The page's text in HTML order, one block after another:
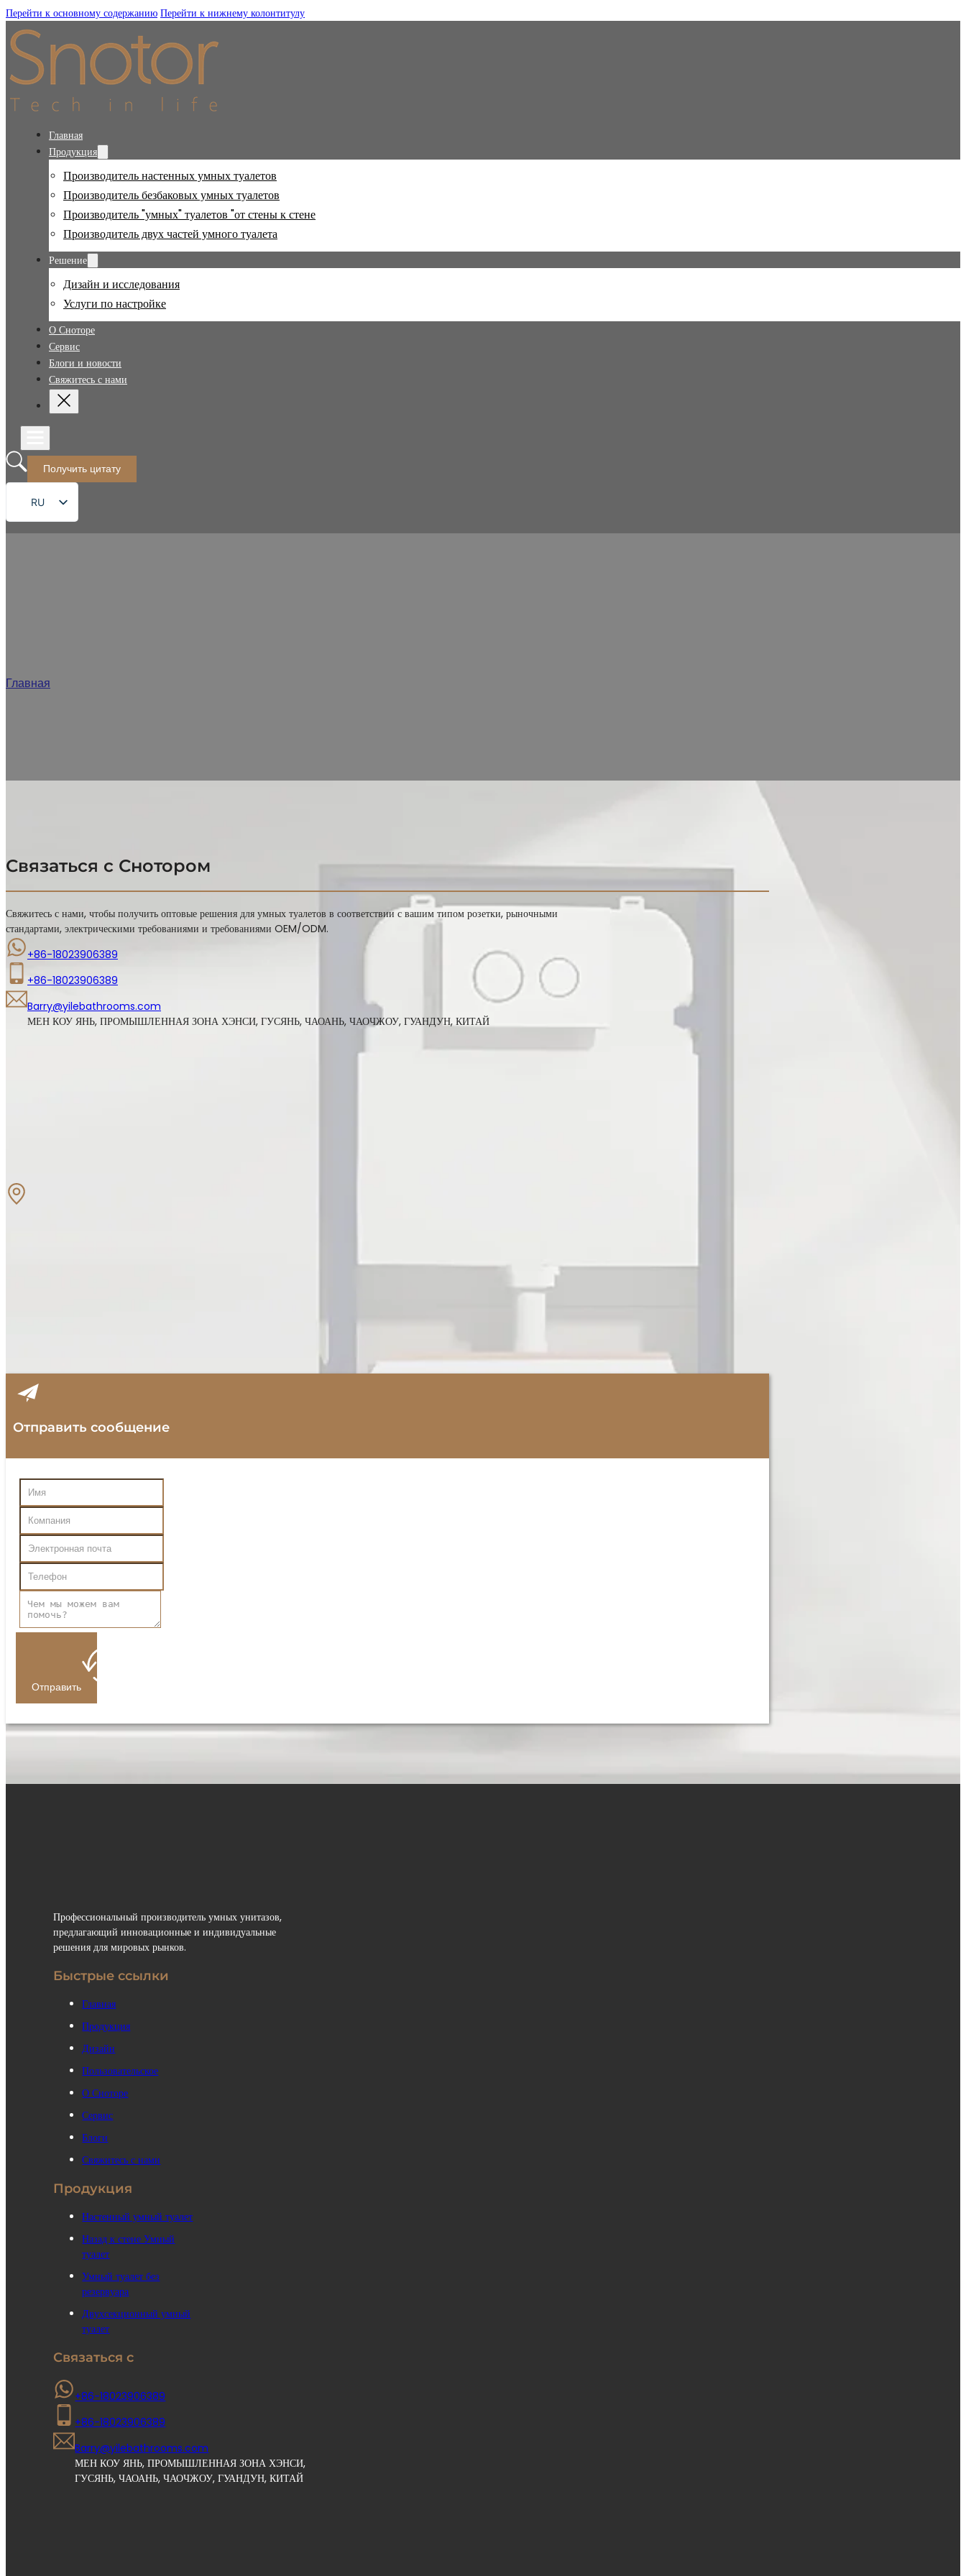
Перейти к основному содержанию Перейти к нижнему колонтитулу
Главная
Продукция
Производитель настенных умных туалетов
Производитель безбаковых умных туалетов
Производитель "умных" туалетов "от стены к стене
Производитель двух частей умного туалета
Решение
Дизайн и исследования
Услуги по настройке
О Сноторе
Сервис
Блоги и новости
Свяжитесь с нами
Получить цитату
RU
EN
Главная
Связаться с Снотором
Свяжитесь с нами, чтобы получить оптовые решения для умных туалетов в соответствии с вашим типом розетки, рыночными
стандартами, электрическими требованиями и требованиями OEM/ODM.
+86-18023906389
+86-18023906389
Barry@yilebathrooms.com
МЕН КОУ ЯНЬ, ПРОМЫШЛЕННАЯ ЗОНА ХЭНСИ, ГУСЯНЬ, ЧАОАНЬ, ЧАОЧЖОУ, ГУАНДУН, КИТАЙ
Отправить сообщение
Отправить
Профессиональный производитель умных унитазов,
предлагающий инновационные и индивидуальные
решения для мировых рынков.
Быстрые ссылки
Главная
Продукция
Дизайн
Пользовательское
О Сноторе
Сервис
Блоги
Свяжитесь с нами
Продукция
Настенный умный туалет
Назад к стене Умный
туалет
Умный туалет без
резервуара
Двухсекционный умный
туалет
Связаться с
+86-18023906389
+86-18023906389
Barry@yilebathrooms.com
МЕН КОУ ЯНЬ, ПРОМЫШЛЕННАЯ ЗОНА ХЭНСИ,
ГУСЯНЬ, ЧАОАНЬ, ЧАОЧЖОУ, ГУАНДУН, КИТАЙ